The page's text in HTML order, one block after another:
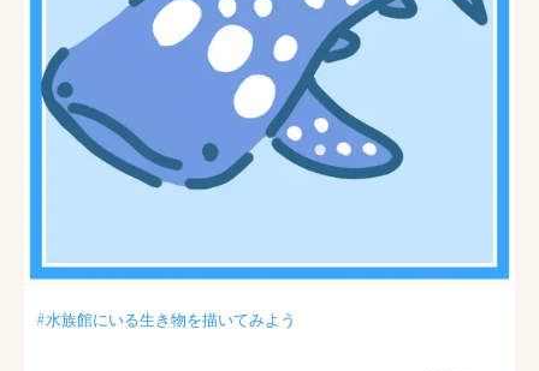
#水族館にいる生き物を描いてみよう